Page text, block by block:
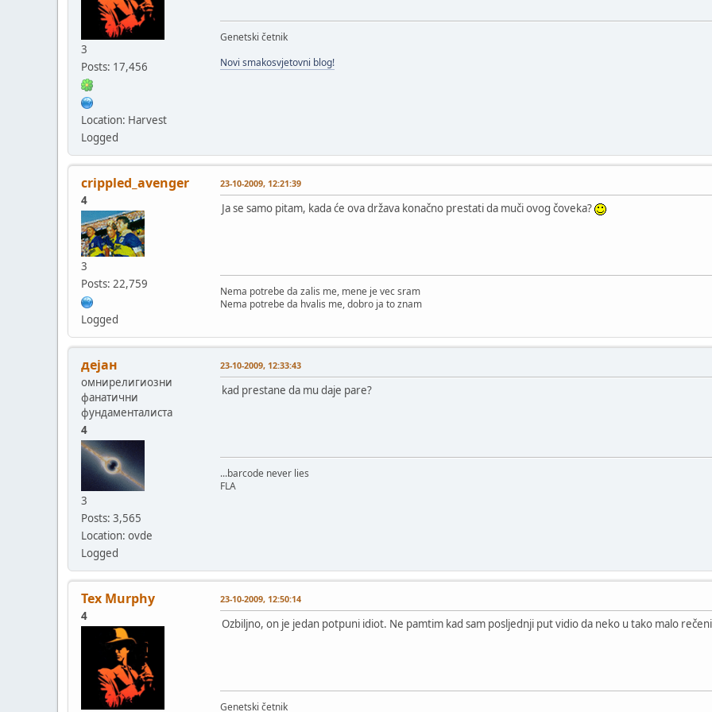
3
Posts: 17,456
Location: Harvest
Logged
Genetski četnik
Novi smakosvjetovni blog!
crippled_avenger
4
3
Posts: 22,759
Logged
23-10-2009, 12:21:39
Ja se samo pitam, kada će ova država konačno prestati da muči ovog čoveka?
Nema potrebe da zalis me, mene je vec sram
Nema potrebe da hvalis me, dobro ja to znam
дејан
омнирелигиозни
фанатични
фундаменталиста
4
3
Posts: 3,565
Location: ovde
Logged
23-10-2009, 12:33:43
kad prestane da mu daje pare?
...barcode never lies
FLA
Tex Murphy
4
23-10-2009, 12:50:14
Ozbiljno, on je jedan potpuni idiot. Ne pamtim kad sam posljednji put vidio da neko u tako malo
Genetski četnik